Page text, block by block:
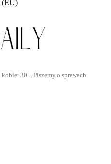
(EU)
30+. Piszemy o sprawach